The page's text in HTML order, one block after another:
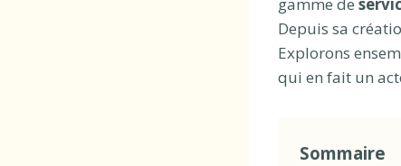
gamme de
Depuis sa
Explorons
qui en fait un
Sommaire